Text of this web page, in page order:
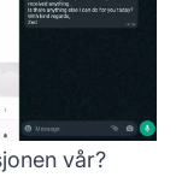
vår?